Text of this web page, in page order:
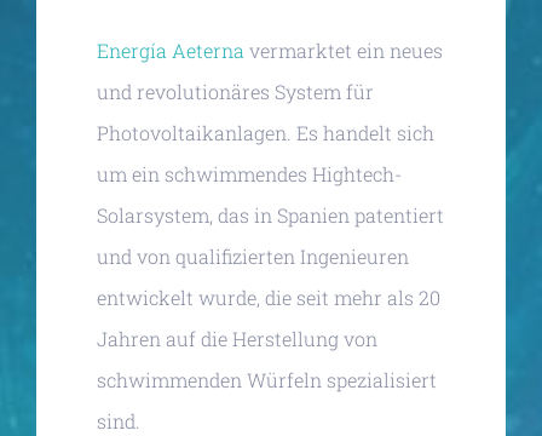
Energía Aeterna vermarktet ein neues
und revolutionäres System für
Photovoltaikanlagen. Es handelt sich
um ein schwimmendes Hightech-
Solarsystem, das in Spanien patentiert
und von qualifizierten Ingenieuren
entwickelt wurde, die seit mehr als 20
Jahren auf die Herstellung von
schwimmenden Würfeln spezialisiert
sind.